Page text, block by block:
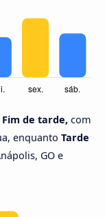
Fim de tarde, com
enquanto Tarde
GO e